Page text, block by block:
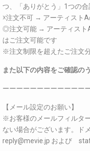
つ、「ありがとう」1つの合
☓注文不可 → アーティストA
◎注文可能 → アーティスト
はご注文可能です
※注文制限を超えたご注文
また以下の内容をご確認の
ーーーーーーーーーーーー
【メール設定のお願い】
※お客様のメールフィルタ
ない場合がございます。ド
reply@mevie.jp および